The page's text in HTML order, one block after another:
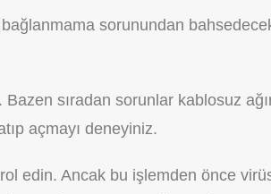
sorunundan
sıradan sorunlar kablosuz
açmayı deneyiniz.
edin. Ancak bu işlemden önce